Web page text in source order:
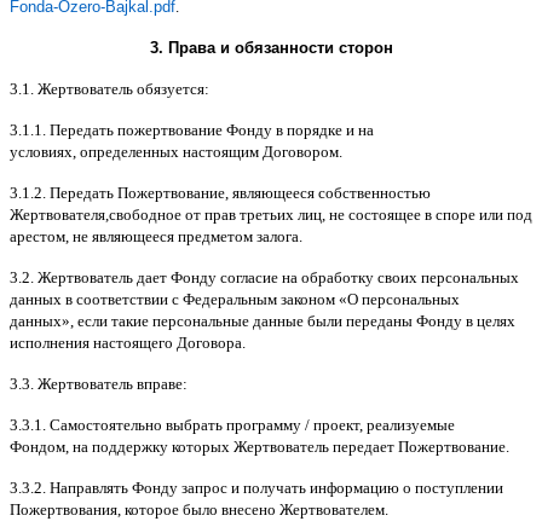
Fonda-Ozero-Bajkal.pdf.
3. Права и обязанности сторон
3.1. Жертвователь обязуется:
3.1.1. Передать пожертвование Фонду в порядке и на
условиях, определенных настоящим Договором.
3.1.2. Передать Пожертвование, являющееся собственностью
Жертвователя,свободное от прав третьих лиц, не состоящее в споре или под
арестом, не являющееся предметом залога.
3.2. Жертвователь дает Фонду согласие на обработку своих персональных
данных в соответствии с Федеральным законом «О персональных
данных», если такие персональные данные были переданы Фонду в целях
исполнения настоящего Договора.
3.3. Жертвователь вправе:
3.3.1. Самостоятельно выбрать программу / проект, реализуемые
Фондом, на поддержку которых Жертвователь передает Пожертвование.
3.3.2. Направлять Фонду запрос и получать информацию о поступлении
Пожертвования, которое было внесено Жертвователем.